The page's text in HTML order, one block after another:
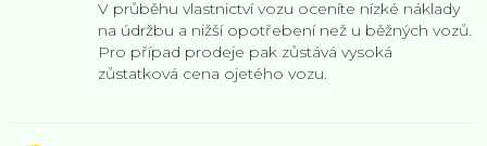
V průběhu vlastnictví vozu oceníte nízké náklady
na údržbu a nižší opotřebení než u běžných vozů.
Pro případ prodeje pak zůstává vysoká
zůstatková cena ojetého vozu.